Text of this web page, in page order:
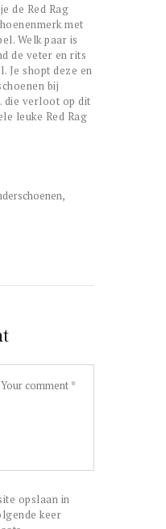
de Red Rag
met
Welk paar is
de veter en rits
Je shopt deze en
bij
die verloot op dit
leuke Red Rag
,
opslaan in
keer